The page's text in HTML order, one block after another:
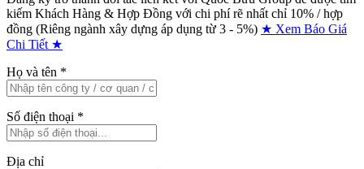
kiếm Khách Hàng & Hợp Đồng với chi phí rẽ nhất chỉ 10% / hợp
đồng (Riêng ngành xây dựng áp dụng từ 3 - 5%) ★ Xem Báo Giá
Chi Tiết ★
Họ và tên *
Số điện thoại *
Địa chỉ